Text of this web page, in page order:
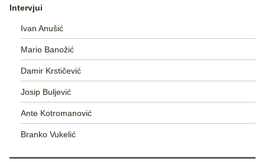
Intervjui
Ivan Anušić
Mario Banožić
Damir Krstičević
Josip Buljević
Ante Kotromanović
Branko Vukelić